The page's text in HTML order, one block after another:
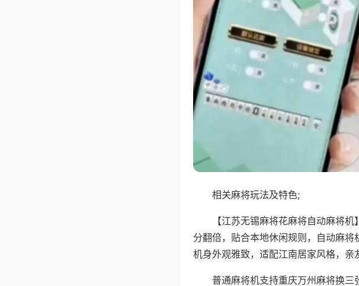
相关麻将玩法及特色;
【江苏无锡麻将花麻将自动麻将
分翻倍，贴合本地休闲规则，自动麻将
机身外观雅致，适配江南居家风格，亲
普通麻将机支持重庆万州麻将换